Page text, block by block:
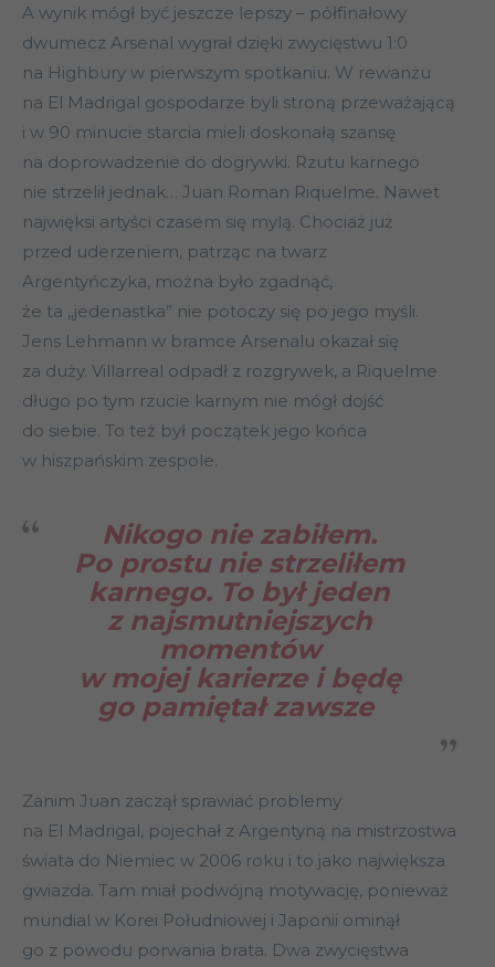
A wynik mógł być jeszcze lepszy – półfinałowy
dwumecz Arsenal wygrał dzięki zwycięstwu 1:0
na Highbury w pierwszym spotkaniu. W rewanżu
na El Madrigal gospodarze byli stroną przeważającą
i w 90 minucie starcia mieli doskonałą szansę
na doprowadzenie do dogrywki. Rzutu karnego
nie strzelił jednak… Juan Roman Riquelme. Nawet
najwięksi artyści czasem się mylą. Chociaż już
przed uderzeniem, patrząc na twarz
Argentyńczyka, można było zgadnąć,
że ta „jedenastka” nie potoczy się po jego myśli.
Jens Lehmann w bramce Arsenalu okazał się
za duży. Villarreal odpadł z rozgrywek, a Riquelme
długo po tym rzucie karnym nie mógł dojść
do siebie. To też był początek jego końca
w hiszpańskim zespole.
Nikogo nie zabiłem.
Po prostu nie strzeliłem
karnego. To był jeden
z najsmutniejszych
momentów
w mojej karierze i będę
go pamiętał zawsze
Zanim Juan zaczął sprawiać problemy
na El Madrigal, pojechał z Argentyną na mistrzostwa
świata do Niemiec w 2006 roku i to jako największa
gwiazda. Tam miał podwójną motywację, ponieważ
mundial w Korei Południowej i Japonii ominął
go z powodu porwania brata. Dwa zwycięstwa